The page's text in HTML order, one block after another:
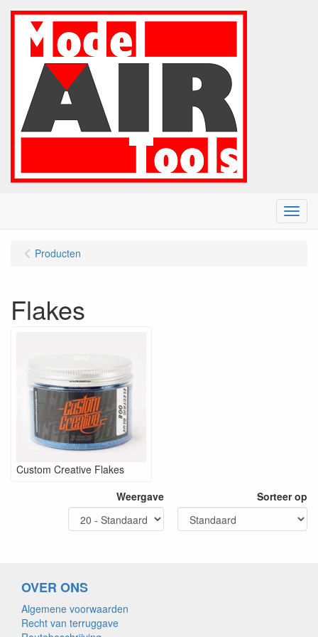
Menu
Producten
Flakes
Custom Creative Flakes
Weergave
Sorteer op
OVER ONS
Algemene voorwaarden
Recht van terruggave